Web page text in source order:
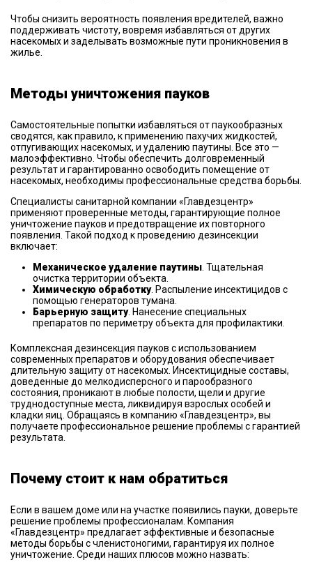
Чтобы снизить вероятность появления вредителей, важно
поддерживать чистоту, вовремя избавляться от других
насекомых и заделывать возможные пути проникновения в
жилье.
Методы уничтожения пауков
Самостоятельные попытки избавляться от паукообразных
сводятся, как правило, к применению пахучих жидкостей,
отпугивающих насекомых, и удалению паутины. Все это —
малоэффективно. Чтобы обеспечить долговременный
результат и гарантированно освободить помещение от
насекомых, необходимы профессиональные средства борьбы.
Специалисты санитарной компании «Главдезцентр»
применяют проверенные методы, гарантирующие полное
уничтожение пауков и предотвращение их повторного
появления. Такой подход к проведению дезинсекции
включает:
Механическое удаление паутины . Тщательная
очистка территории объекта.
Химическую обработку. Распыление инсектицидов с
помощью генераторов тумана.
Барьерную защиту. Нанесение специальных
препаратов по периметру объекта для профилактики.
Комплексная дезинсекция пауков с использованием
современных препаратов и оборудования обеспечивает
длительную защиту от насекомых. Инсектицидные составы,
доведенные до мелкодисперсного и парообразного
состояния, проникают в любые полости, щели и другие
труднодоступные места, ликвидируя взрослых особей и
кладки яиц. Обращаясь в компанию «Главдезцентр», вы
получаете профессиональное решение проблемы с гарантией
результата.
Почему стоит к нам обратиться
Если в вашем доме или на участке появились пауки, доверьте
решение проблемы профессионалам. Компания
«Главдезцентр» предлагает эффективные и безопасные
методы борьбы с членистоногими, гарантируя их полное
уничтожение. Среди наших плюсов можно назвать: